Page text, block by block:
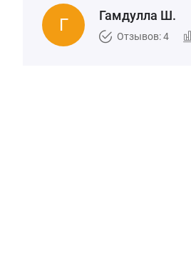
Гамдулла Ш.
Отзывов: 4